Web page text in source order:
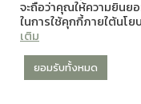
จะถือว่าคุณให้ความยินย
ในการใช้คุกกี้ภายใต้นโย
เติม
ยอมรับทั้งหมด